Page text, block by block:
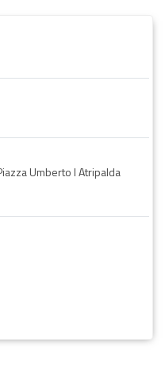
Umberto I Atripalda